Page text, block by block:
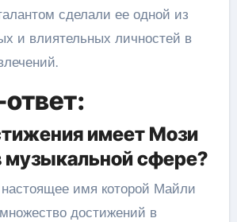
сделали ее одной из
и влиятельных личностей в
имеет Мози
музыкальной сфере?
имя которой Майли
достижений в